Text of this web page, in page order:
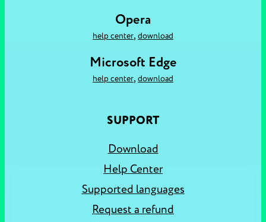
Opera
help center, download
Microsoft Edge
help center, download
SUPPORT
Download
Help Center
Supported languages
Request a refund